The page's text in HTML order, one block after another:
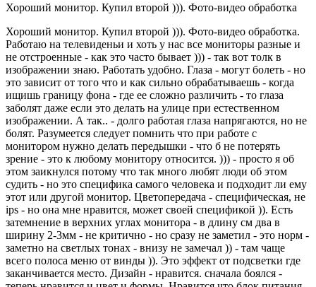
Хороший монитор. Купил второй ))). Фото-видео обработка
Хороший монитор. Купил второй ))). Фото-видео обработка.
Работаю на телевиденьи и хоть у нас все мониторы разные и
не отстроенные - как это часто бывает ))) - так вот толк в
изображении знаю. Работать удобно. Глаза - могут болеть - но
это зависит от того что и как сильно обрабатываешь - когда
ищишь границу фона - где ее сложно различить - то глаза
заболят даже если это делать на улице при естественном
изображении. А так.. - долго работая глаза напрягаются, но не
болят. Разумеется следует помнить что при работе с
монитором нужно делать передышки - что б не потерять
зрение - это к любому монитору относится. ))) - просто я об
этом заикнулся потому что так много любят люди об этом
судить - но это специфика самого человека и подходит ли ему
этот или другой монитор. Цветопередача - специфическая, не
ips - но она мне нравится, может своей спецификой )). Есть
затемнение в верхних углах монитора - в длину см два в
ширину 2-3мм - не критично - но сразу не заметил - это норм -
заметно на светлых тонах - внизу не замечал )) - там чаще
всего полоса меню от винды )). Это эффект от подсветки где
заканчивается место. Дизайн - нравится. сначала боялся -